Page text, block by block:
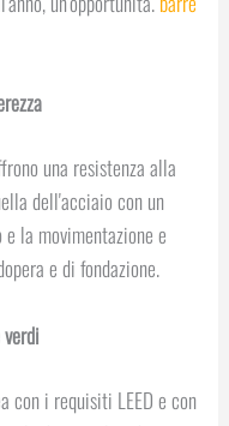
una resistenza alla
dell'acciaio con un
la movimentazione e
e di fondazione.
con i requisiti LEED e con